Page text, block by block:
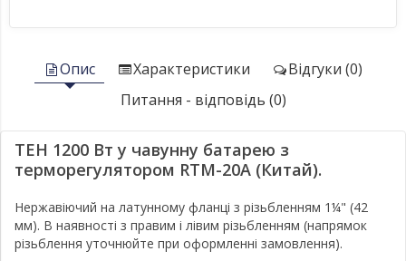
Опис Характеристики
Відгуки (0)
Питання - відповідь (0)
ТЕН 1200 Вт у чавунну батарею з
терморегулятором RTM-20A (Китай).
Нержавіючий на латунному фланці з різьбленням 1¼" (42
мм). В наявності з правим і лівим різьбленням (напрямок
різьблення уточнюйте при оформленні замовлення).